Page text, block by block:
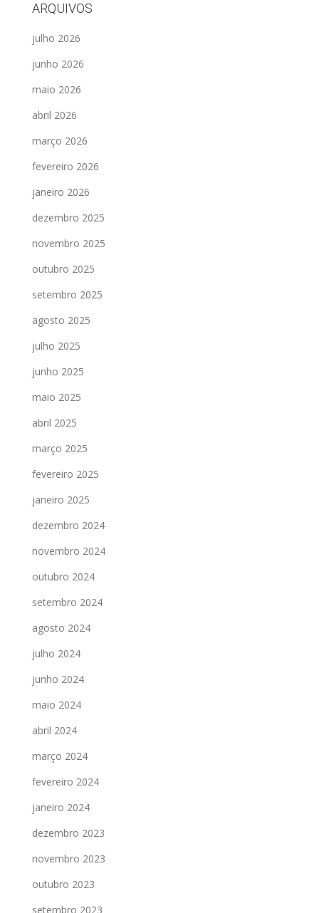
ARQUIVOS
julho 2026
junho 2026
maio 2026
abril 2026
março 2026
fevereiro 2026
janeiro 2026
dezembro 2025
novembro 2025
outubro 2025
setembro 2025
agosto 2025
julho 2025
junho 2025
maio 2025
abril 2025
março 2025
fevereiro 2025
janeiro 2025
dezembro 2024
novembro 2024
outubro 2024
setembro 2024
agosto 2024
julho 2024
junho 2024
maio 2024
abril 2024
março 2024
fevereiro 2024
janeiro 2024
dezembro 2023
novembro 2023
outubro 2023
setembro 2023